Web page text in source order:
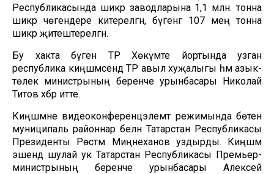
Республикасында шикәр заводларына 1,1 млн. тонна
шикәр чөгендере китерелгән, бүгенгә 107 мең тонна
шикәр җитештерелгән.
Бу хакта бүген ТР Хөкүмәте йортында узган
республика киңәшмәсендә ТР авыл хуҗалыгы һәм азык-
төлек министрының беренче урынбасары Николай
Титов хәбәр итте.
Киңәшмәне видеоконференцэлемтә режимында бөтен
муниципаль районнар белән Татарстан Республикасы
Президенты Рөстәм Миңнеханов уздырды. Киңәшмә
эшендә шулай ук Татарстан Республикасы Премьер-
министрының беренче урынбасары Алексей